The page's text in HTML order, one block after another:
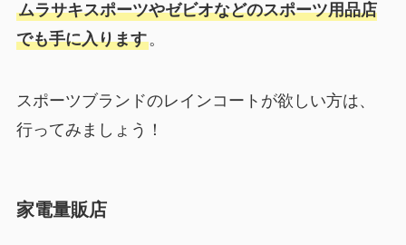
ムラサキスポーツやゼビオなどのスポーツ用品店
でも手に入ります。
スポーツブランドのレインコートが欲しい方は、
行ってみましょう！
家電量販店